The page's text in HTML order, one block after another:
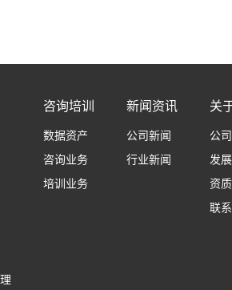
咨询培训
数据资产
咨询业务
培训业务
新闻资讯
公司新闻
行业新闻
关
公
发
资
联系